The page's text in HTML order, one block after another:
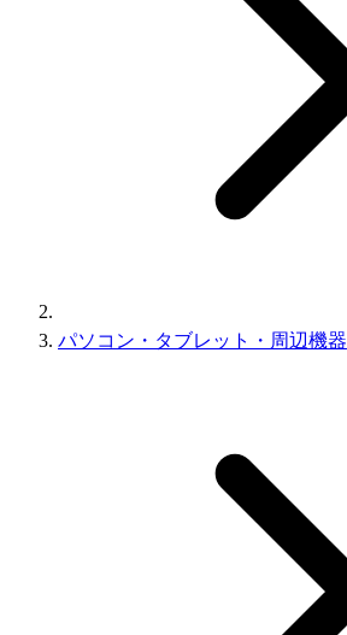
パソコン・タブレット・周辺機器